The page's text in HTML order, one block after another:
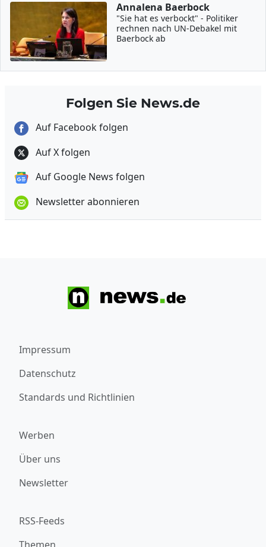
Annalena Baerbock
"Sie hat es verbockt" - Politiker
rechnen nach UN-Debakel mit
Baerbock ab
Folgen Sie News.de
Auf Facebook folgen
Auf X folgen
Auf Google News folgen
Newsletter abonnieren
Impressum
Datenschutz
Standards und Richtlinien
Werben
Über uns
Newsletter
RSS-Feeds